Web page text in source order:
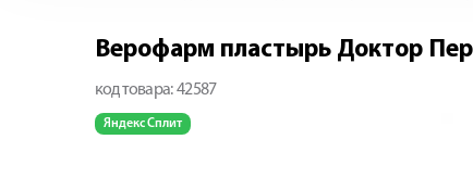
Верофарм пластырь Доктор
код товара: 42587
Яндекс Сплит